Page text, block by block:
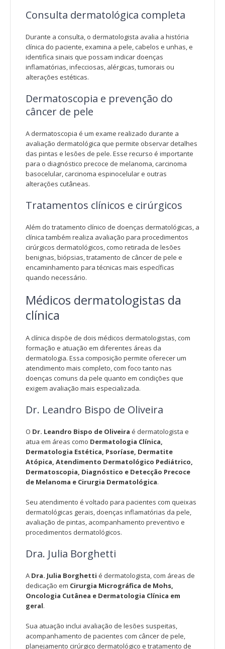
Consulta dermatológica completa
Durante a consulta, o dermatologista avalia a história
clínica do paciente, examina a pele, cabelos e unhas, e
identifica sinais que possam indicar doenças
inflamatórias, infecciosas, alérgicas, tumorais ou
alterações estéticas.
Dermatoscopia e prevenção do
câncer de pele
A dermatoscopia é um exame realizado durante a
avaliação dermatológica que permite observar detalhes
das pintas e lesões de pele. Esse recurso é importante
para o diagnóstico precoce de melanoma, carcinoma
basocelular, carcinoma espinocelular e outras
alterações cutâneas.
Tratamentos clínicos e cirúrgicos
Além do tratamento clínico de doenças dermatológicas, a
clínica também realiza avaliação para procedimentos
cirúrgicos dermatológicos, como retirada de lesões
benignas, biópsias, tratamento de câncer de pele e
encaminhamento para técnicas mais específicas
quando necessário.
Médicos dermatologistas da
clínica
A clínica dispõe de dois médicos dermatologistas, com
formação e atuação em diferentes áreas da
dermatologia. Essa composição permite oferecer um
atendimento mais completo, com foco tanto nas
doenças comuns da pele quanto em condições que
exigem avaliação mais especializada.
Dr. Leandro Bispo de Oliveira
O Dr. Leandro Bispo de Oliveira é dermatologista e
atua em áreas como Dermatologia Clínica,
Dermatologia Estética, Psoríase, Dermatite
Atópica, Atendimento Dermatológico Pediátrico,
Dermatoscopia, Diagnóstico e Detecção Precoce
de Melanoma e Cirurgia Dermatológica.
Seu atendimento é voltado para pacientes com queixas
dermatológicas gerais, doenças inflamatórias da pele,
avaliação de pintas, acompanhamento preventivo e
procedimentos dermatológicos.
Dra. Julia Borghetti
A Dra. Julia Borghetti é dermatologista, com áreas de
dedicação em Cirurgia Micrográfica de Mohs,
Oncologia Cutânea e Dermatologia Clínica em
geral.
Sua atuação inclui avaliação de lesões suspeitas,
acompanhamento de pacientes com câncer de pele,
planejamento cirúrgico dermatológico e tratamento de